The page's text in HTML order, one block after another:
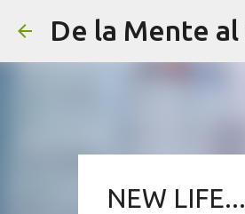
De la Mente
NEW LIFE...